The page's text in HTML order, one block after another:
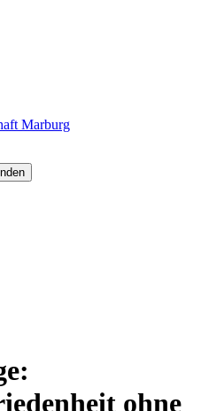
Marburg
ohne